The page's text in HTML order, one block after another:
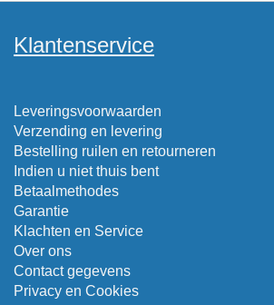
Klantenservice
Leveringsvoorwaarden
Verzending en levering
Bestelling ruilen en retourneren
Indien u niet thuis bent
Betaalmethodes
Garantie
Klachten en Service
Over ons
Contact gegevens
Privacy en Cookies